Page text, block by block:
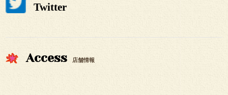
Twitter
Access 店舗情報